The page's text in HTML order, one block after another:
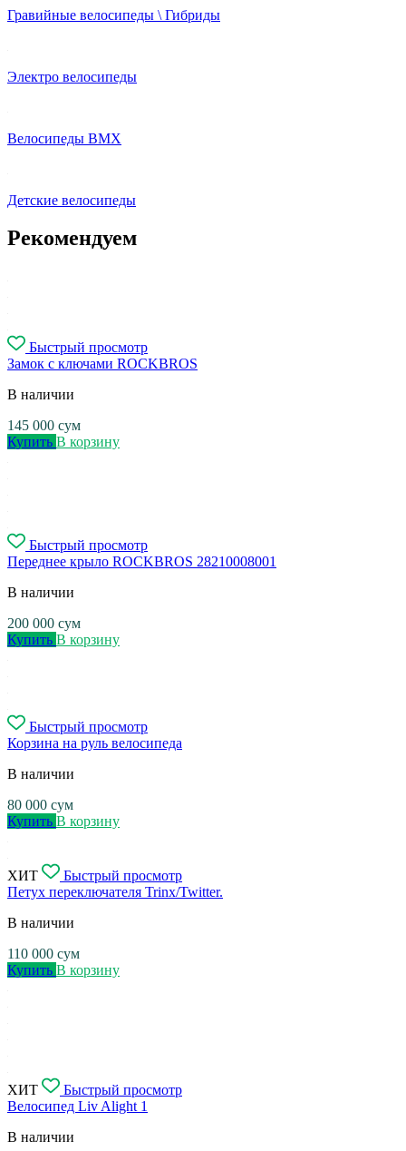
Гравийные велосипеды \ Гибриды
Электро велосипеды
Велосипеды BMX
Детские велосипеды
Рекомендуем
Быстрый просмотр
Замок с ключами ROCKBROS
В наличии
145 000 сум
Купить В корзину
Быстрый просмотр
Переднее крыло ROCKBROS 28210008001
В наличии
200 000 сум
Купить В корзину
Быстрый просмотр
Корзина на руль велосипеда
В наличии
80 000 сум
Купить В корзину
ХИТ
Быстрый просмотр
Петух переключателя Trinx/Twitter.
В наличии
110 000 сум
Купить В корзину
ХИТ
Быстрый просмотр
Велосипед Liv Alight 1
В наличии